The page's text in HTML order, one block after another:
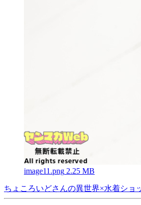
image11.png 2.25 MB
ちょころいどさんの異世界×水着ショ